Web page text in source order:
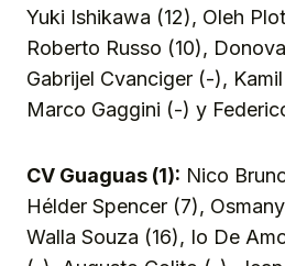
Yuki Ishikawa (12), Oleh
Roberto Russo (10),
Gabrijel Cvanciger (-),
Marco Gaggini (-) y
CV Guaguas (1): Nico
Hélder Spencer (7),
Walla Souza (16), Io De